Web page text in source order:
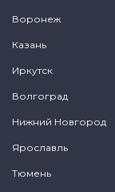
Воронеж
Казань
Иркутск
Волгоград
Нижний Новгород
Ярославль
Тюмень